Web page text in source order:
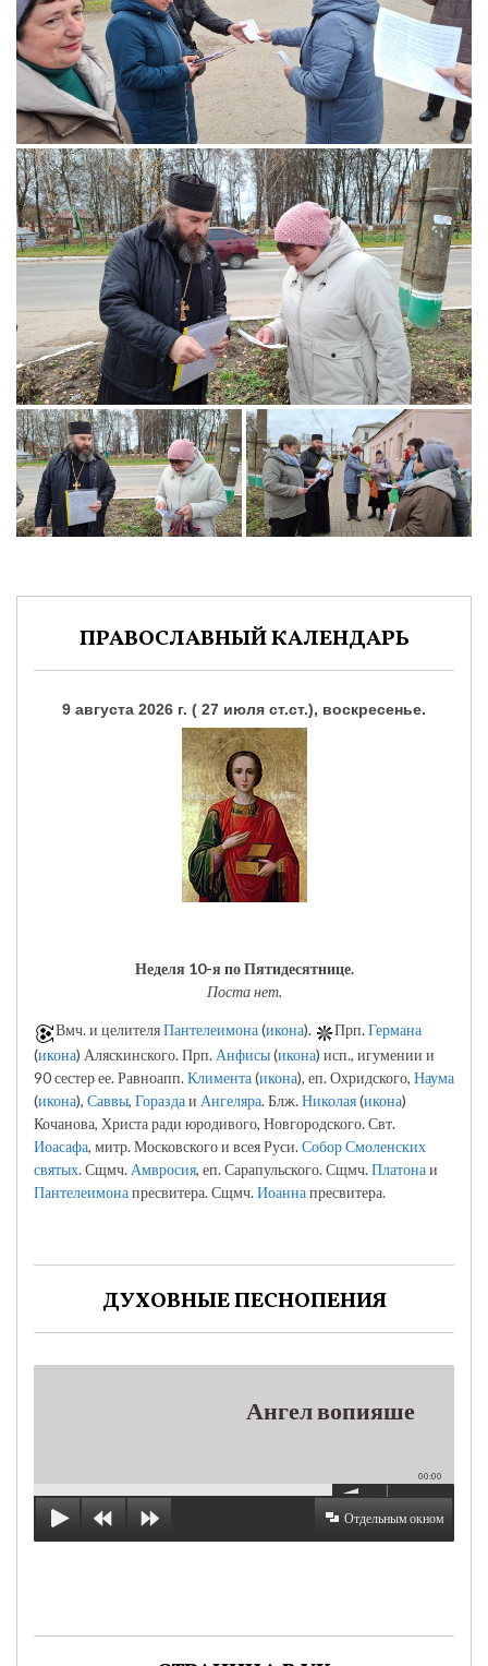
ПРАВОСЛАВНЫЙ КАЛЕНДАРЬ
9 августа 2026 г. ( 27 июля ст.ст.), воскресенье.
Неделя 10-я по Пятидесятнице.
Поста нет.
Вмч. и целителяПантелеимона(икона). Прп.Германа
(икона) Аляскинского. Прп.Анфисы(икона) исп., игумении и
90 сестер ее. Равноапп.Климента(икона), еп. Охридского, Наума
(икона), Саввы, Гораздаи Ангеляра. Блж.Николая(икона)
Кочанова, Христа ради юродивого, Новгородского. Свт.
Иоасафа, митр. Московского и всея Руси.Собор Смоленских
святых. Сщмч.Амвросия, еп. Сарапульского. Сщмч.Платонаи
Пантелеимонапресвитера. Сщмч.Иоаннапресвитера.
ДУХОВНЫЕ ПЕСНОПЕНИЯ
Ангел вопияше
00:00
Отдельным окном